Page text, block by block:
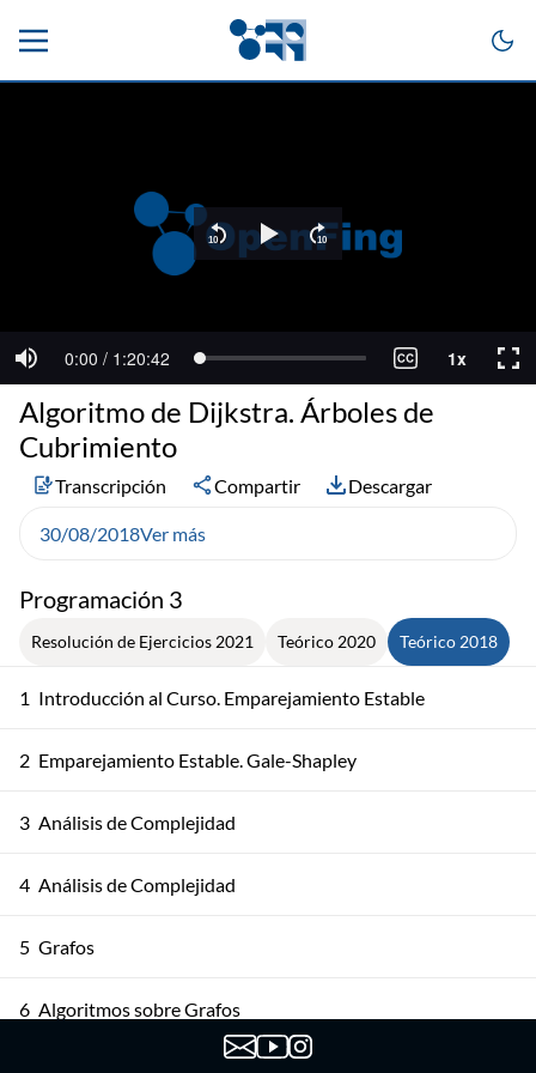
Programación 3
Resolución de Ejercicios 2021 Teórico 2020 Teórico 2018
1 Introducción al Curso. Emparejamiento Estable
2 Emparejamiento Estable. Gale-Shapley
3 Análisis de Complejidad
4 Análisis de Complejidad
5 Grafos
6 Algoritmos sobre Grafos
Algoritmo de Dijkstra. Árboles de
Cubrimiento
Transcripción Compartir Descargar
30/08/2018Ver más